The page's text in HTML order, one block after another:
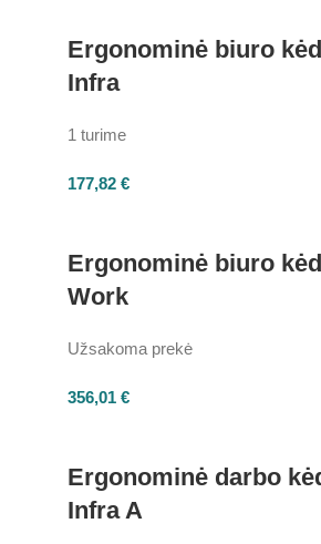
Ergonominė biuro
Infra
1 turime
177,82 €
Ergonominė biuro
Work
Užsakoma prekė
356,01 €
Ergonominė darbo
Infra A